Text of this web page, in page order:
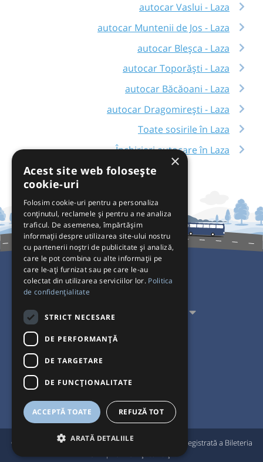
autocar Vaslui - Laza
autocar Muntenii de Jos - Laza
autocar Bleșca - Laza
autocar Toporăști - Laza
autocar Băcăoani - Laza
autocar Dragomirești - Laza
Toate sosirile în Laza
Închirieri autocare în Laza
Pentru Călători
Pentru Transportatori
Interacționăm
Acceptăm plăți cu
© Bileteria 2004-2026 | Autogari.RO®
este marcă înregistrată a Bileteria
×
Acest site web folosește
cookie-uri
Folosim cookie-uri pentru a personaliza
conținutul, reclamele și pentru a ne analiza
traficul. De asemenea, împărtășim
informații despre utilizarea site-ului nostru
cu partenerii noștri de publicitate și analiză,
care le pot combina cu alte informații pe
care le-ați furnizat sau pe care le-au
colectat din utilizarea serviciilor lor. Politica
de confidențialitate
STRICT NECESARE
DE PERFORMANȚĂ
DE TARGETARE
DE FUNCŢIONALITATE
ACCEPTĂ TOATE REFUZĂ TOT
ARATĂ DETALIILE